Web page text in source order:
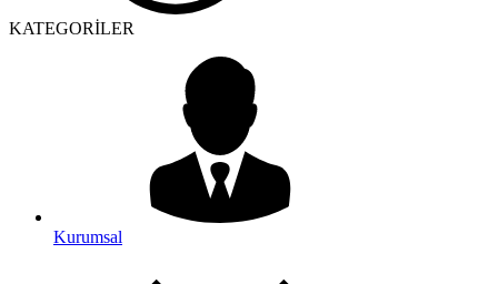
KATEGORİLER
Kurumsal